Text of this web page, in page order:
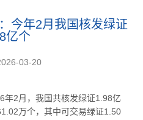
今年2月我国核发绿证
亿个
03-20
年2月，我国共核发绿证1.98亿
万个，其中可交易绿证1.50